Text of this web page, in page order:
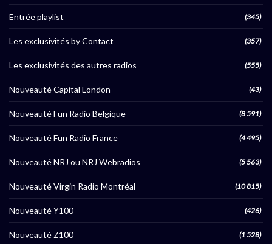
Entrée playlist (345)
Les exclusivités by Contact (357)
Les exclusivités des autres radios (555)
Nouveauté Capital London (43)
Nouveauté Fun Radio Belgique (8 591)
Nouveauté Fun Radio France (4 495)
Nouveauté NRJ ou NRJ Webradios (5 563)
Nouveauté Virgin Radio Montréal (10 815)
Nouveauté Y100 (426)
Nouveauté Z100 (1 528)